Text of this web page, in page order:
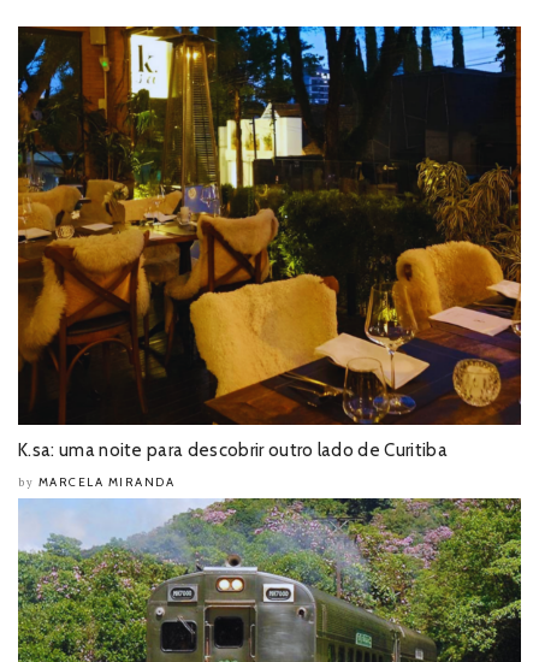
K.sa: uma noite para descobrir outro lado de Curitiba
by MARCELA MIRANDA